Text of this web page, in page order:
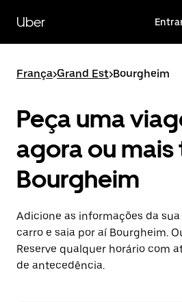
para
conteúdo
Uber
França>Grand Est>Bourgheim
Peça uma
agora ou
Bourgheim
Adicione as informações da
carro e saia por aí Bourgheim.
Reserve qualquer horário com
de antecedência.